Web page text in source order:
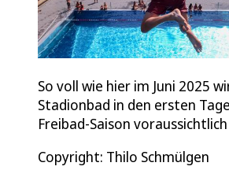
So voll wie hier im Juni 2025
Stadionbad in den ersten
Freibad-Saison
Copyright: Thilo Schmülgen